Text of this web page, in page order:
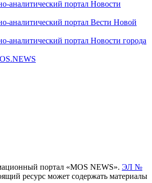
аналитический портал Новости
аналитический портал Вести Новой
аналитический портал Новости города
портал «MOS NEWS». ЭЛ №
ресурс может содержать материалы